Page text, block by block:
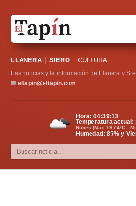
Sociedad
Política
Cultura
LLANERA SIERO CULTURA
Las noticias y la información de Llanera y
✉ eltapin@eltapin.com
Hora: 04:39:14
Temperatura actual:
Nubes (Max.19.74ºC -
Humedad: 87% y